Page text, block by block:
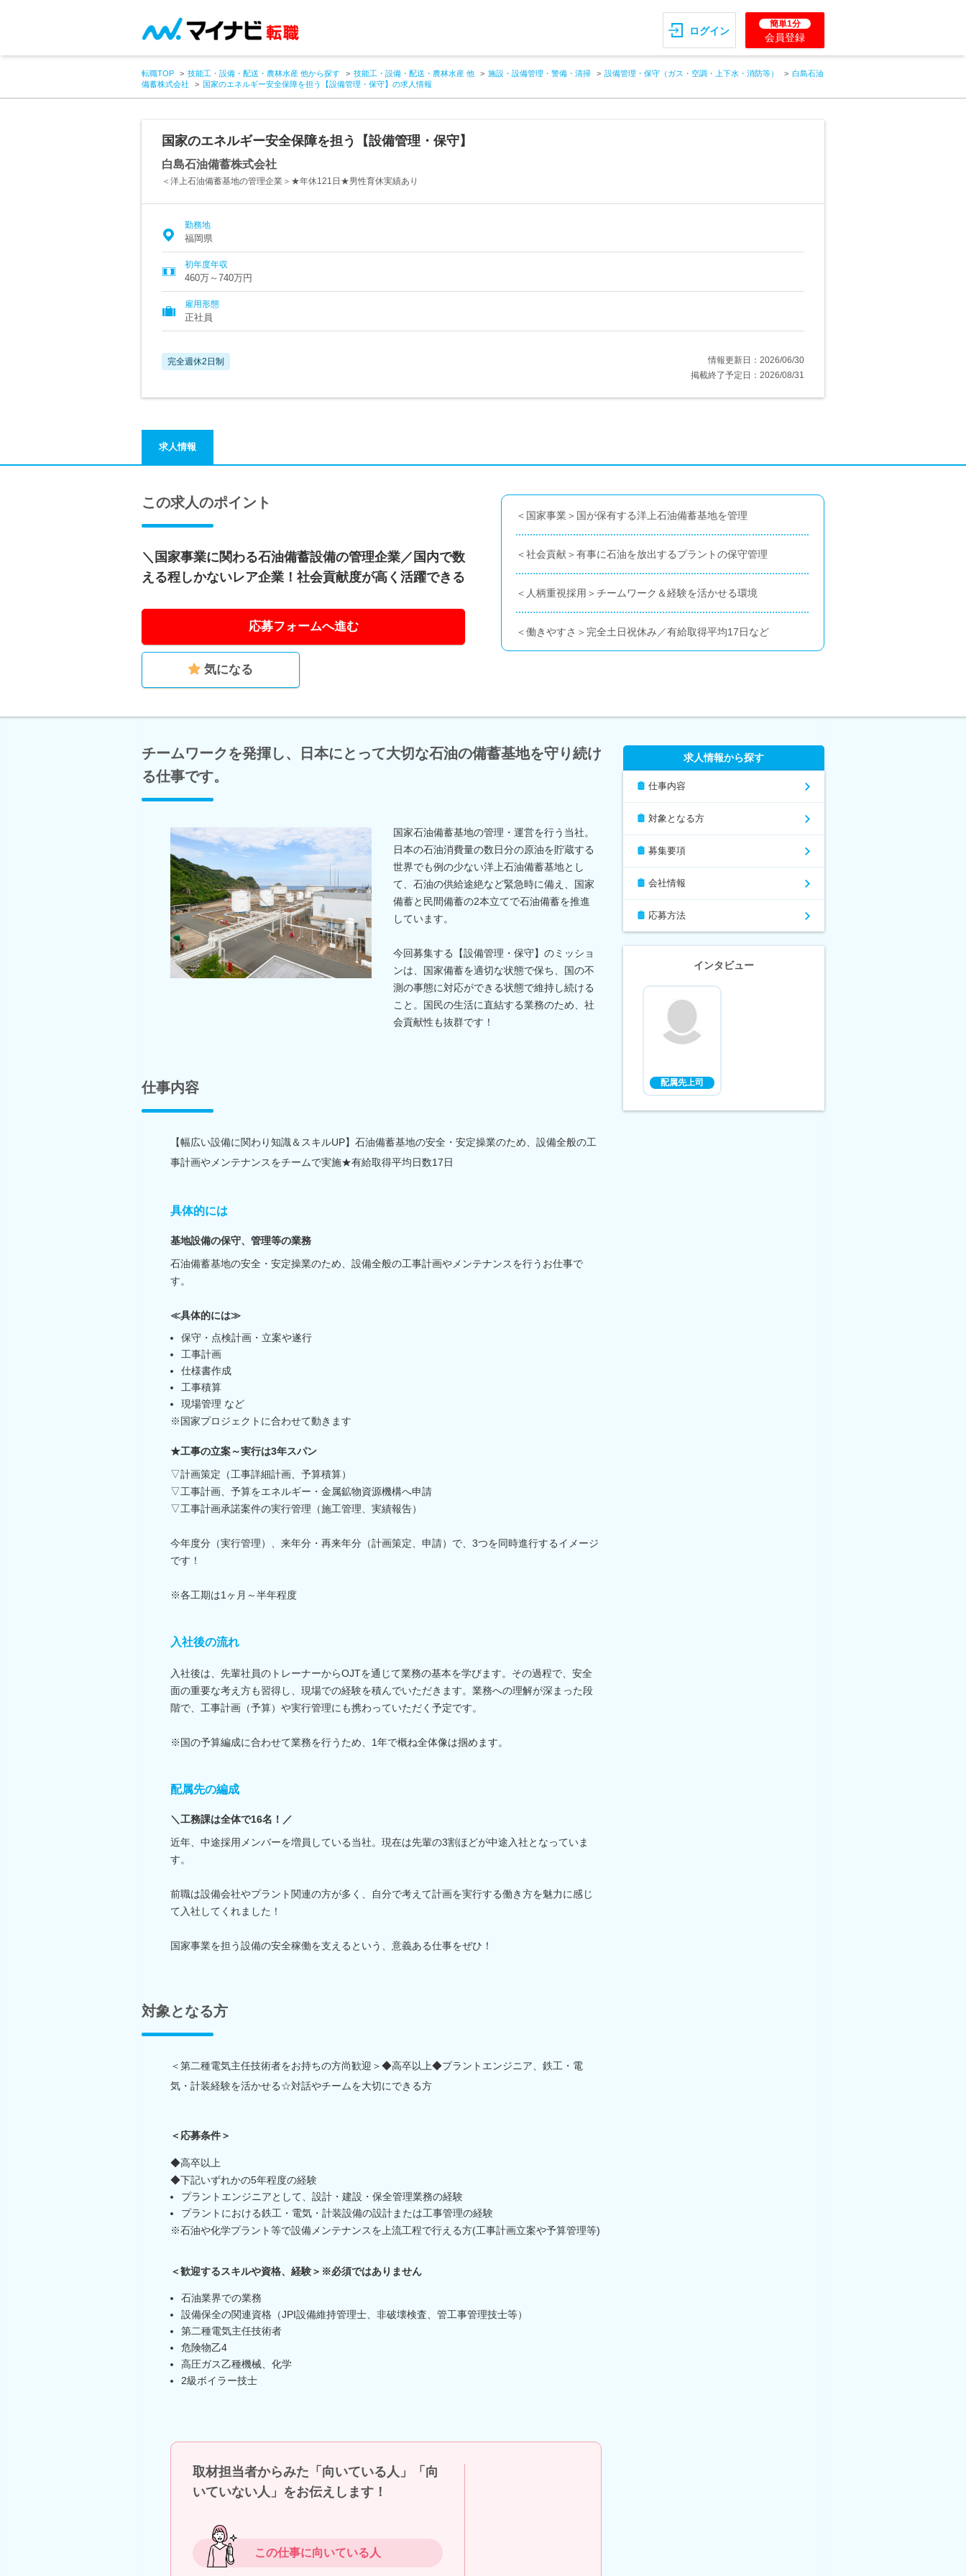
ログイン
簡単1分
会員登録
転職TOP 技能工・設備・配送・農林水産 他から探す 技能工・設備・配送・農林水産 他 施設・設備管理・警備・清掃 設備管理・保守（ガス・空調・上下水・消防等）
白島石油
備蓄株式会社
国家のエネルギー安全保障を担う【設備管理・保守】の求人情報
国家のエネルギー安全保障を担う【設備管理・保守】
白島石油備蓄株式会社
＜洋上石油備蓄基地の管理企業＞★年休121日★男性育休実績あり
勤務地
福岡県
初年度年収
460万～740万円
雇用形態
正社員
完全週休2日制
情報更新日：2026/06/30
掲載終了予定日：2026/08/31
求人情報
この求人のポイント
＼国家事業に関わる石油備蓄設備の管理企業／国内で数
える程しかないレア企業！社会貢献度が高く活躍できる
応募フォームへ進む
気になる
＜国家事業＞国が保有する洋上石油備蓄基地を管理
＜社会貢献＞有事に石油を放出するプラントの保守管理
＜人柄重視採用＞チームワーク＆経験を活かせる環境
＜働きやすさ＞完全土日祝休み／有給取得平均17日など
チームワークを発揮し、日本にとって大切な石油の備蓄基地を守り続け
る仕事です。
国家石油備蓄基地の管理・運営を行う当社。
日本の石油消費量の数日分の原油を貯蔵する
世界でも例の少ない洋上石油備蓄基地とし
て、石油の供給途絶など緊急時に備え、国家
備蓄と民間備蓄の2本立てで石油備蓄を推進
しています。
今回募集する【設備管理・保守】のミッショ
ンは、国家備蓄を適切な状態で保ち、国の不
測の事態に対応ができる状態で維持し続ける
こと。国民の生活に直結する業務のため、社
会貢献性も抜群です！
仕事内容
【幅広い設備に関わり知識＆スキルUP】石油備蓄基地の安全・安定操業のため、設備全般の工
事計画やメンテナンスをチームで実施★有給取得平均日数17日
具体的には
基地設備の保守、管理等の業務
石油備蓄基地の安全・安定操業のため、設備全般の工事計画やメンテナンスを行うお仕事で
す。
≪具体的には≫
保守・点検計画・立案や遂行
工事計画
仕様書作成
工事積算
現場管理 など
※国家プロジェクトに合わせて動きます
★工事の立案～実行は3年スパン
▽計画策定（工事詳細計画、予算積算）
▽工事計画、予算をエネルギー・金属鉱物資源機構へ申請
▽工事計画承諾案件の実行管理（施工管理、実績報告）
今年度分（実行管理）、来年分・再来年分（計画策定、申請）で、3つを同時進行するイメージ
です！
※各工期は1ヶ月～半年程度
入社後の流れ
入社後は、先輩社員のトレーナーからOJTを通じて業務の基本を学びます。その過程で、安全
面の重要な考え方も習得し、現場での経験を積んでいただきます。業務への理解が深まった段
階で、工事計画（予算）や実行管理にも携わっていただく予定です。
※国の予算編成に合わせて業務を行うため、1年で概ね全体像は掴めます。
配属先の編成
＼工務課は全体で16名！／
近年、中途採用メンバーを増員している当社。現在は先輩の3割ほどが中途入社となっていま
す。
前職は設備会社やプラント関連の方が多く、自分で考えて計画を実行する働き方を魅力に感じ
て入社してくれました！
国家事業を担う設備の安全稼働を支えるという、意義ある仕事をぜひ！
対象となる方
＜第二種電気主任技術者をお持ちの方尚歓迎＞◆高卒以上◆プラントエンジニア、鉄工・電
気・計装経験を活かせる☆対話やチームを大切にできる方
＜応募条件＞
◆高卒以上
◆下記いずれかの5年程度の経験
プラントエンジニアとして、設計・建設・保全管理業務の経験
プラントにおける鉄工・電気・計装設備の設計または工事管理の経験
※石油や化学プラント等で設備メンテナンスを上流工程で行える方(工事計画立案や予算管理等)
＜歓迎するスキルや資格、経験＞※必須ではありません
石油業界での業務
設備保全の関連資格（JPI設備維持管理士、非破壊検査、管工事管理技士等）
第二種電気主任技術者
危険物乙4
高圧ガス乙種機械、化学
2級ボイラー技士
取材担当者からみた「向いている人」「向
いていない人」をお伝えします！
この仕事に向いている人
求人情報から探す
仕事内容
対象となる方
募集要項
会社情報
応募方法
インタビュー
配属先上司